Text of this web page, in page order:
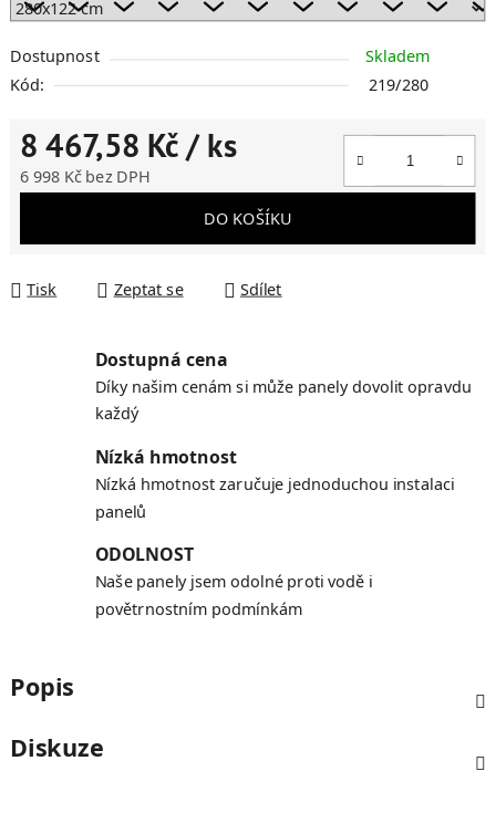
Dostupnost
Skladem
Kód:
219/280
8 467,58 Kč/ ks
6 998 Kč bez DPH
DO KOŠÍKU
Tisk Zeptat se Sdílet
Dostupná cena
Díky našim cenám si může panely dovolit opravdu
každý
Nízká hmotnost
Nízká hmotnost zaručuje jednoduchou instalaci
panelů
ODOLNOST
Naše panely jsem odolné proti vodě i
povětrnostním podmínkám
Popis
Diskuze